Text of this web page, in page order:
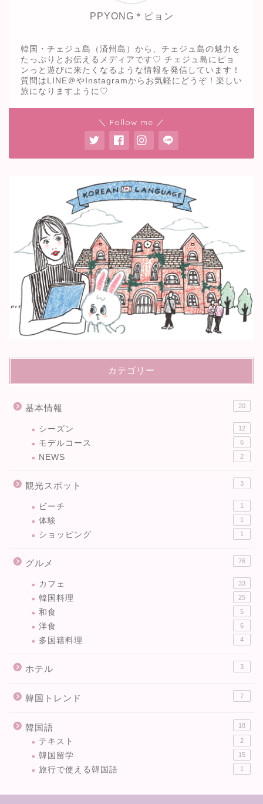
PPYONG＊ピョン
韓国・チェジュ島（済州島）から、チェジュ島の魅力を
たっぷりとお伝えるメディアです♡ チェジュ島にピョ
ンっと遊びに来たくなるような情報を発信しています！
質問はLINE＠やInstagramからお気軽にどうぞ！楽しい
旅になりますように♡
＼ Follow me ／
カテゴリー
基本情報 20
シーズン 12
モデルコース 6
NEWS 2
観光スポット 3
ビーチ 1
体験 1
ショッピング 1
グルメ 76
カフェ 33
韓国料理 25
和食 5
洋食 6
多国籍料理 4
ホテル 3
韓国トレンド 7
韓国語 18
テキスト 2
韓国留学 15
旅行で使える韓国語 1